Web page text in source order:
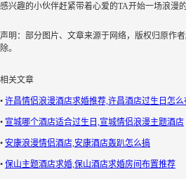
感兴趣的小伙伴赶紧带着心爱的TA开始一场浪漫的
声明：部分图片、文章来源于网络，版权归原作
除。
相关文章
• 许昌情侣浪漫酒店求婚推荐,许昌酒店过生日怎么
• 宣城哪个酒店适合过生日,宣城情侣浪漫主题酒店
• 安康浪漫情侣酒店,安康酒店轰趴怎么搞
• 保山主题酒店求婚,保山酒店求婚房间布置推荐